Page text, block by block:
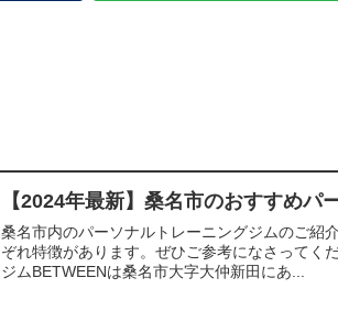
【2024年最新】桑名市のおすすめパ
桑名市内のパーソナルトレーニングジムのご紹
ぞれ特徴があります。ぜひご参考になさってく
ジムBETWEENは桑名市大字大仲新田にあ...